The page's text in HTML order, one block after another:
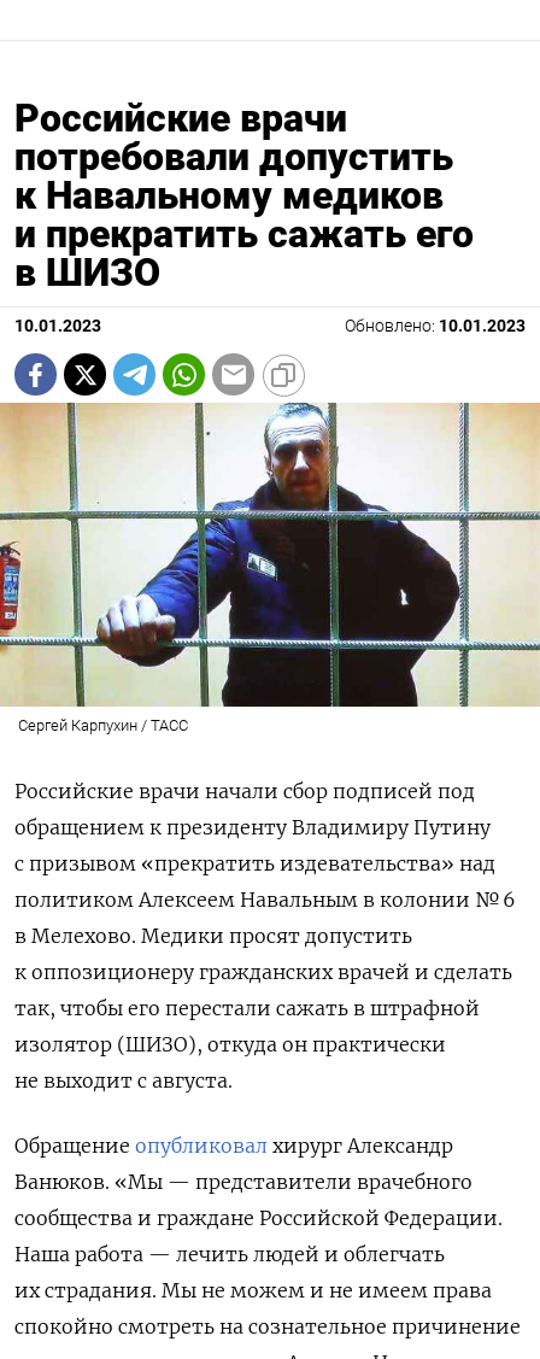
Российские врачи
потребовали допустить
к Навальному медиков
и прекратить сажать его
в ШИЗО
10.01.2023 Обновлено: 10.01.2023
Сергей Карпухин / ТАСС
Российские врачи начали сбор подписей под
обращением к президенту Владимиру Путину
с призывом «прекратить издевательства» над
политиком Алексеем Навальным в колонии № 6
в Мелехово. Медики просят допустить
к оппозиционеру гражданских врачей и сделать
так, чтобы его перестали сажать в штрафной
изолятор (ШИЗО), откуда он практически
не выходит с августа.
Обращение опубликовал хирург Александр
Ванюков. «Мы — представители врачебного
сообщества и граждане Российской Федерации.
Наша работа — лечить людей и облегчать
их страдания. Мы не можем и не имеем права
спокойно смотреть на сознательное причинение